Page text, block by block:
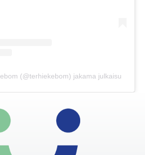
(@terhiekebom) jakama julkaisu